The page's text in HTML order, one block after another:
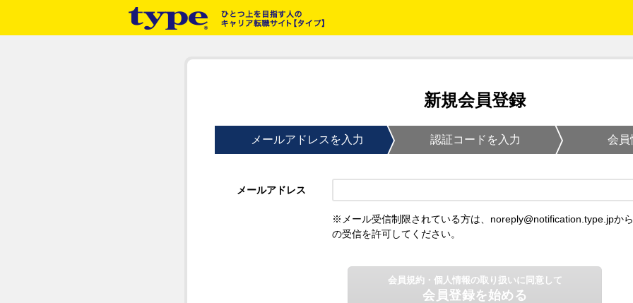
新規会員登録
メールアドレスを入力 認証コードを入力 会員
メールアドレス
※メール受信制限されている方は、noreply@notification.type.jpから
の受信を許可してください。
会員規約・個人情報の取り扱いに同意して
会員登録を始める